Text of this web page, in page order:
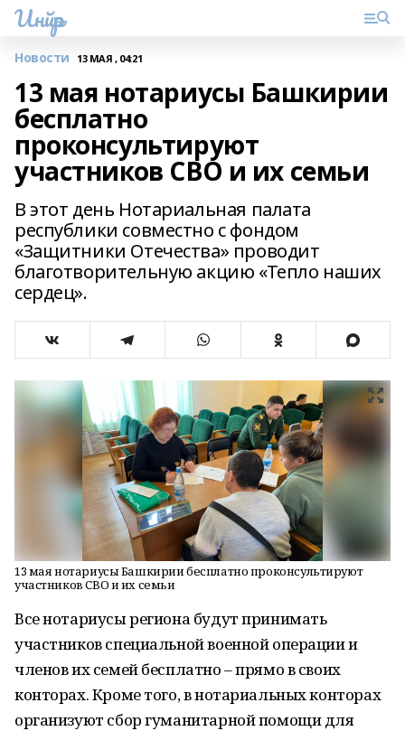
Инйәр
Новости 13 МАЯ , 04:21
13 мая нотариусы Башкирии
бесплатно
проконсультируют
участников СВО и их семьи
В этот день Нотариальная палата
республики совместно с фондом
«Защитники Отечества» проводит
благотворительную акцию «Тепло наших
сердец».
13 мая нотариусы Башкирии бесплатно проконсультируют
участников СВО и их семьи
Все нотариусы региона будут принимать
участников специальной военной операции и
членов их семей бесплатно – прямо в своих
конторах. Кроме того, в нотариальных конторах
организуют сбор гуманитарной помощи для